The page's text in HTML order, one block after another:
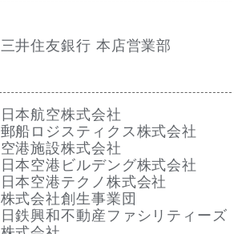
三井住友銀行 本店営業部
日本航空株式会社
郵船ロジスティクス株式会社
空港施設株式会社
日本空港ビルデング株式会社
日本空港テクノ株式会社
株式会社創生事業団
日鉄興和不動産ファシリティーズ